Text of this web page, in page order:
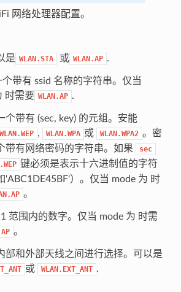
网络处理器配置。
是 WLAN.STA 或 WLAN.AP .
个带有 ssid 名称的字符串。仅当
时需要 WLAN.AP .
个带有 (sec, key) 的元组。安能
WLAN.WEP , WLAN.WPA 或 WLAN.WPA2 。密
带有网络密码的字符串。如果
sec
键必须是表示十六进制值的字符
'ABC1DE45BF'）。仅当 mode 为 时
。
范围内的数字。仅当 mode 为 时需
。
部和外部天线之间进行选择。可以是
或 WLAN.EXT_ANT .